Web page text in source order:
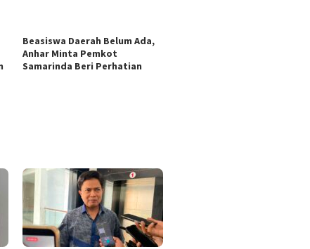
Beasiswa Daerah Belum Ada,
Anhar Minta Pemkot
Samarinda Beri Perhatian